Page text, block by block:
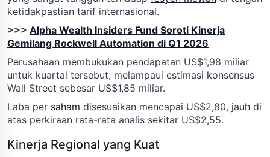
ketidakpastian tarif internasional.
>>> Alpha Wealth Insiders Fund Soroti Kinerja
Gemilang Rockwell Automation di Q1 2026
Perusahaan membukukan pendapatan US$1,98 miliar
untuk kuartal tersebut, melampaui estimasi konsensus
Wall Street sebesar US$1,85 miliar.
Laba per saham disesuaikan mencapai US$2,80, jauh di
atas perkiraan rata-rata analis sekitar US$2,55.
Kinerja Regional yang Kuat